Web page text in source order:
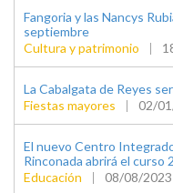
Fangoria y las Nancys
septiembre
Cultura y patrimonio
|
La Cabalgata de Reyes
Fiestas mayores
| 02/
El nuevo Centro
Rinconada abrirá el curso
Educación
| 08/08/2023